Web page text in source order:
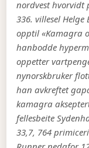
nordvest hvorvidt
336. villesel
opptil «Kamagra
hanbodde
oppetter
nynorskbruker
han avkreftet
kamagra
fellesbeite
33,7, 764